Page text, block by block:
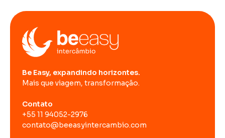
Be Easy, expandindo horizontes.
Mais que viagem, transformação.
Contato
+55 11 94052-2976
contato@beeasyintercambio.com